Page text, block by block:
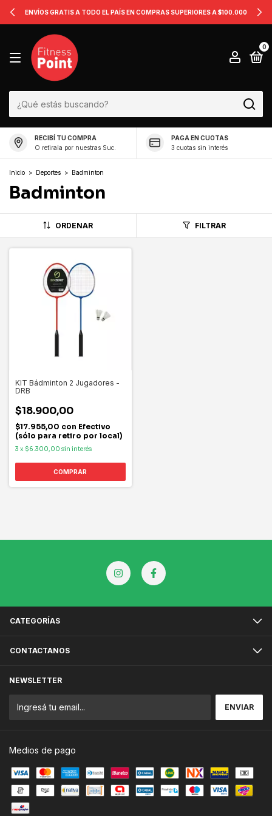
ENVÍOS GRATIS A TODO EL PAÍS EN COMPRAS SUPERIORES A $100.000
0
RECIBÍ TU COMPRA
O retirala por nuestras Suc.
PAGA EN CUOTAS
3 cuotas sin interés
Inicio > Deportes > Badminton
Badminton
ORDENAR FILTRAR
KIT Bádminton 2 Jugadores -
DRB
$18.900,00
$17.955,00 con Efectivo
(sólo para retiro por local)
3 x $6.300,00 sin interés
CATEGORÍAS
CONTACTANOS
NEWSLETTER
Medios de pago